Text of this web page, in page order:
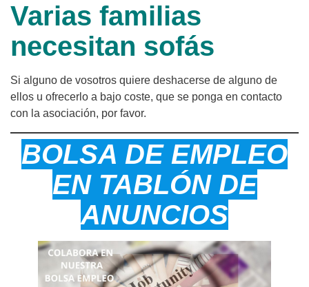
Varias familias
necesitan sofás
Si alguno de vosotros quiere deshacerse de alguno de
ellos u ofrecerlo a bajo coste, que se ponga en contacto
con la asociación, por favor.
BOLSA DE EMPLEO
EN TABLÓN DE
ANUNCIOS